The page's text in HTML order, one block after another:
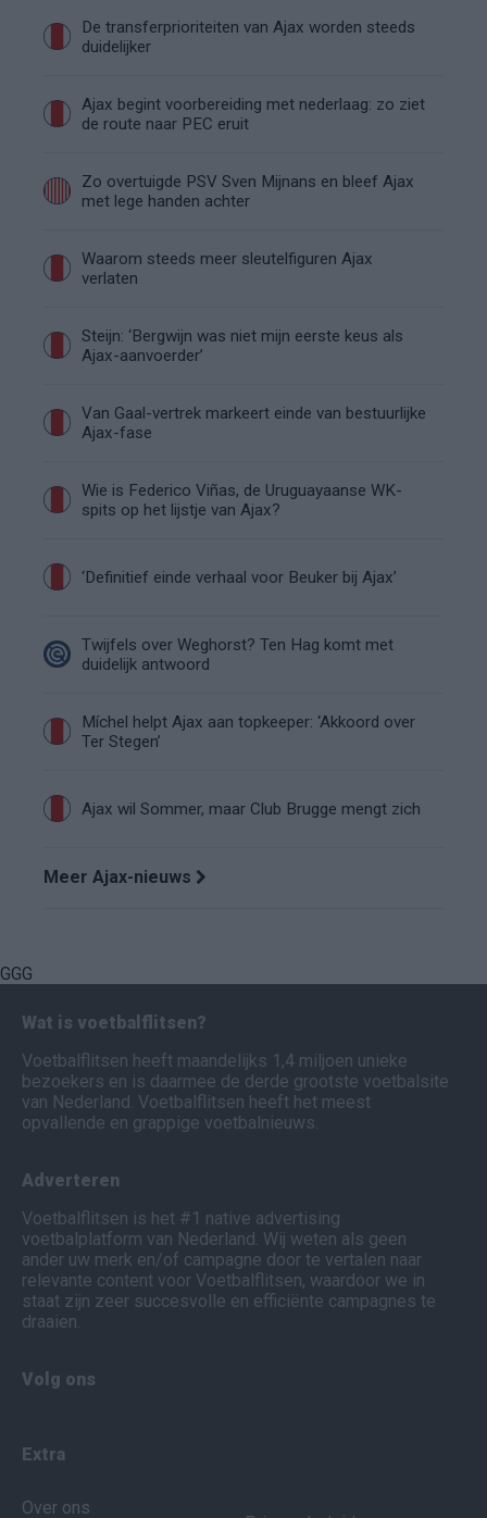
De transferprioriteiten van Ajax worden steeds
duidelijker
Ajax begint voorbereiding met nederlaag: zo ziet
de route naar PEC eruit
Zo overtuigde PSV Sven Mijnans en bleef Ajax
met lege handen achter
Waarom steeds meer sleutelfiguren Ajax
verlaten
Steijn: ‘Bergwijn was niet mijn eerste keus als
Ajax-aanvoerder’
Van Gaal-vertrek markeert einde van bestuurlijke
Ajax-fase
Wie is Federico Viñas, de Uruguayaanse WK-
spits op het lijstje van Ajax?
‘Definitief einde verhaal voor Beuker bij Ajax’
Twijfels over Weghorst? Ten Hag komt met
duidelijk antwoord
Míchel helpt Ajax aan topkeeper: ‘Akkoord over
Ter Stegen’
Ajax wil Sommer, maar Club Brugge mengt zich
Meer Ajax-nieuws
GGG
Wat is voetbalflitsen?
Voetbalflitsen heeft maandelijks 1,4 miljoen unieke
bezoekers en is daarmee de derde grootste voetbalsite
van Nederland. Voetbalflitsen heeft het meest
opvallende en grappige voetbalnieuws.
Adverteren
Voetbalflitsen is het #1 native advertising
voetbalplatform van Nederland. Wij weten als geen
ander uw merk en/of campagne door te vertalen naar
relevante content voor Voetbalflitsen, waardoor we in
staat zijn zeer succesvolle en efficiënte campagnes te
draaien.
Volg ons
Extra
Over ons